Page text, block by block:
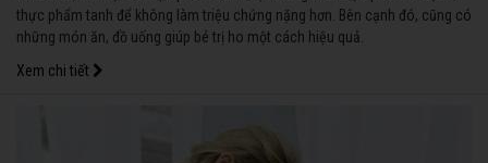
thực phẩm tanh để không làm triệu chứng nặng hơn. Bên cạnh đó, cũng có
những món ăn, đồ uống giúp bé trị ho một cách hiệu quả.
Xem chi tiết